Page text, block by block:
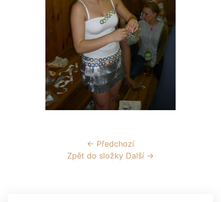
← Předchozí
Zpět do složky Další →